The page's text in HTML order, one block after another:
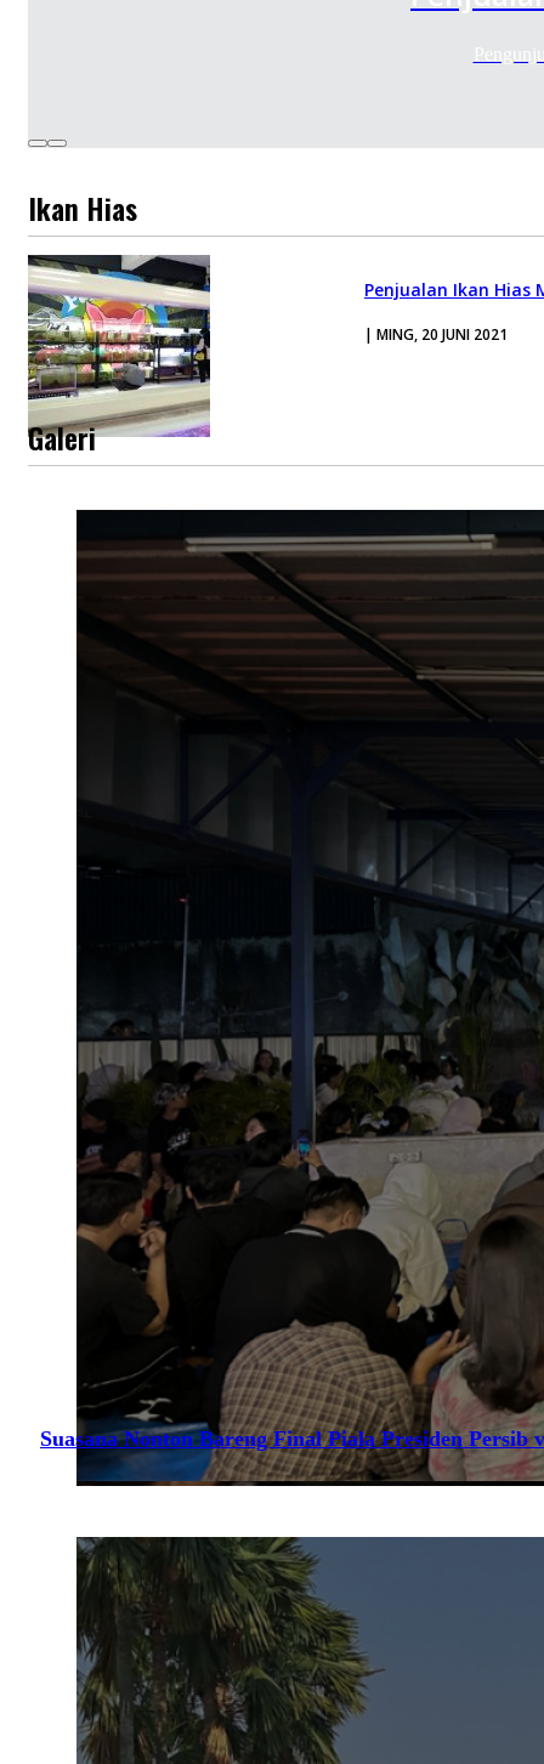
Ikan Hias
Penjualan Ikan Hias
| MING, 20 JUNI 2021
Galeri
Suasana Nonton Bareng Final Piala Presiden Persib